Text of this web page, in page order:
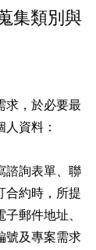
集類別與
求，於必要最
資料：
諮詢表單、聯
合約時，所提
郵件地址、
號及專案需求